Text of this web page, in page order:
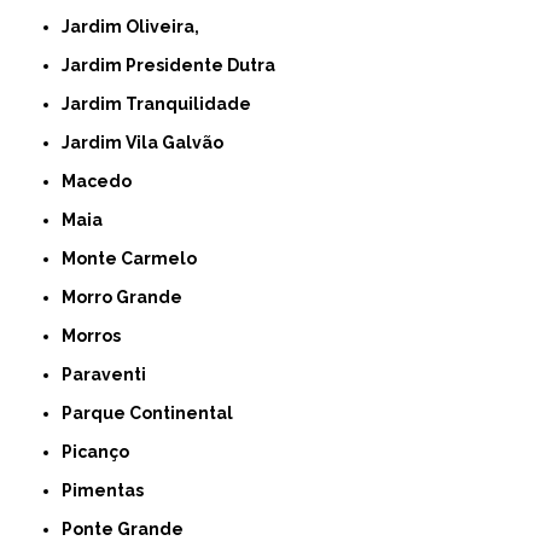
Jardim Oliveira,
Jardim Presidente Dutra
Jardim Tranquilidade
Jardim Vila Galvão
Macedo
Maia
Monte Carmelo
Morro Grande
Morros
Paraventi
Parque Continental
Picanço
Pimentas
Ponte Grande